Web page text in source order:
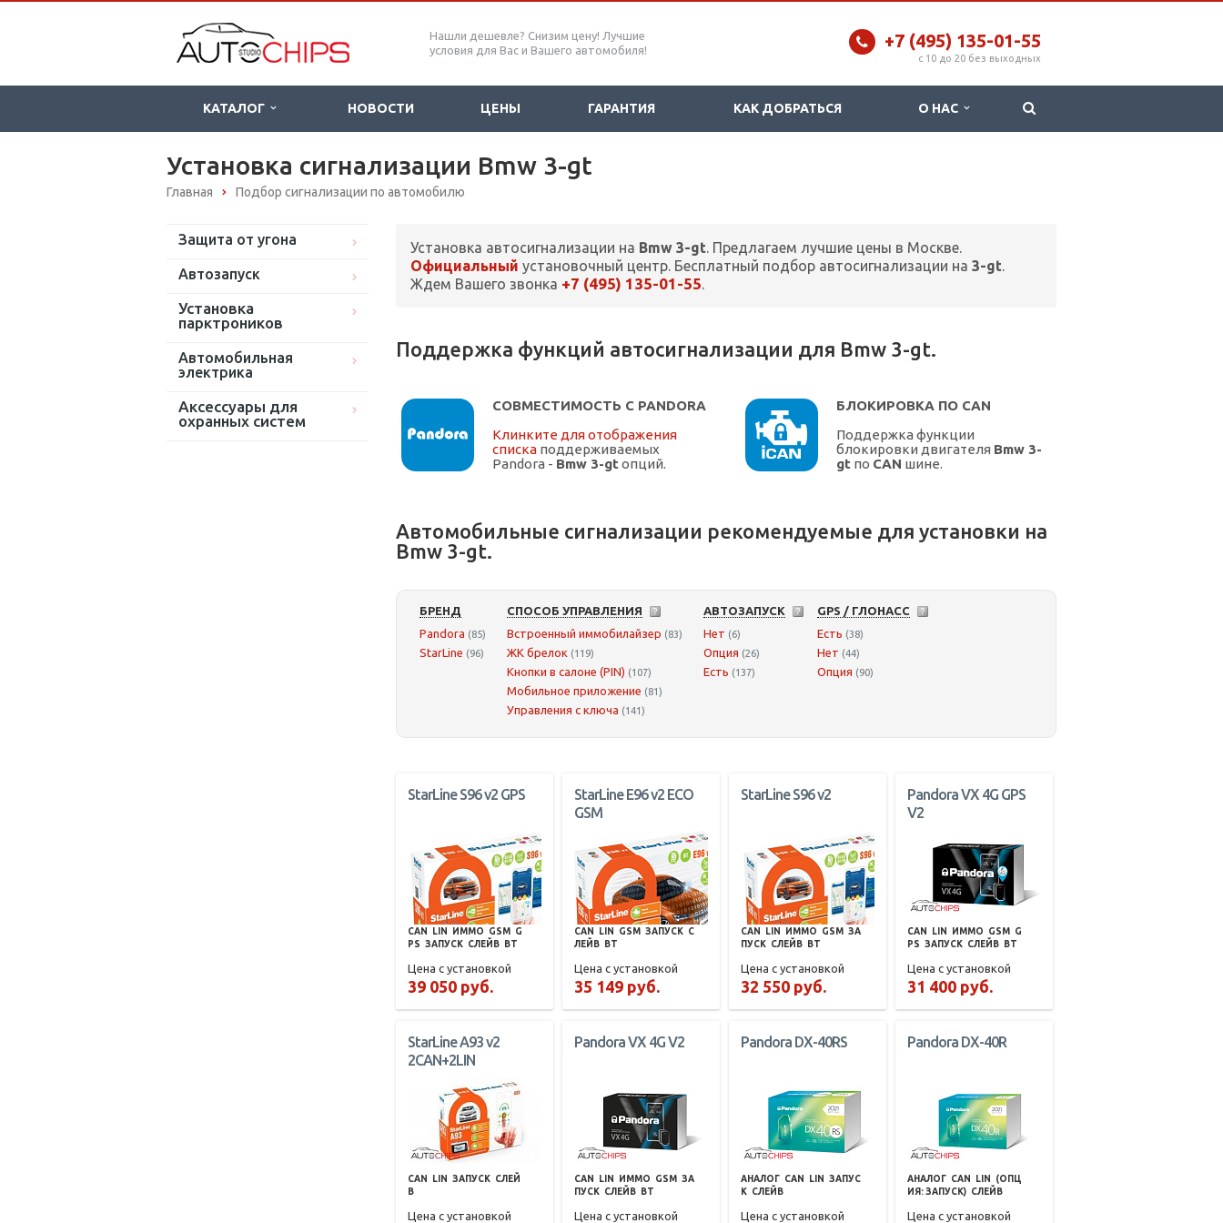
Нашли дешевле? Снизим цену! Лучшие
условия для Вас и Вашего автомобиля!
+7 (495) 135-01-55
c 10 до 20 без выходных
КАТАЛОГ НОВОСТИ ЦЕНЫ ГАРАНТИЯ КАК ДОБРАТЬСЯ О НАС
Установка сигнализации Bmw 3-gt
Главная Подбор сигнализации по автомобилю
Защита от угона
Автозапуск
Установка
парктроников
Автомобильная
электрика
Аксессуары для
охранных систем
Установка автосигнализации на Bmw 3-gt. Предлагаем лучшие цены в Москве.
Официальный установочный центр. Бесплатный подбор автосигнализации на 3-gt.
Ждем Вашего звонка +7 (495) 135-01-55.
Поддержка функций автосигнализации для Bmw 3-gt.
СОВМЕСТИМОСТЬ С PANDORA
Клинките для отображения
списка поддерживаемых
Pandora - Bmw 3-gt опций.
БЛОКИРОВКА ПО CAN
Поддержка функции
блокировки двигателя Bmw 3-
gt по CAN шине.
Автомобильные сигнализации рекомендуемые для установки на
Bmw 3-gt.
БРЕНД
Pandora (85)
StarLine (96)
СПОСОБ УПРАВЛЕНИЯ
Встроенный иммобилайзер (83)
ЖК брелок (119)
Кнопки в салоне (PIN) (107)
Мобильное приложение (81)
Управления с ключа (141)
АВТОЗАПУСК
Нет (6)
Опция (26)
Есть (137)
GPS / ГЛОНАСС
Есть (38)
Нет (44)
Опция (90)
StarLine S96 v2 GPS
CAN LIN ИММО GSM G
PS ЗАПУСК СЛЕЙВ BT
Цена с установкой
39 050 руб.
StarLine E96 v2 ECO
GSM
CAN LIN GSM ЗАПУСК С
ЛЕЙВ
BT
Цена с установкой
35 149 руб.
StarLine S96 v2
CAN LIN ИММО GSM ЗА
ПУСК СЛЕЙВ BT
Цена с установкой
32 550 руб.
Pandora VX 4G GPS
V2
CAN LIN ИММО GSM G
PS ЗАПУСК СЛЕЙВ BT
Цена с установкой
31 400 руб.
StarLine A93 v2
2CAN+2LIN
CAN LIN ЗАПУСК СЛЕЙ
В
Цена с установкой
Pandora VX 4G V2
CAN LIN ИММО GSM ЗА
ПУСК СЛЕЙВ BT
Цена с установкой
Pandora DX-40RS
АНАЛОГ CAN LIN
ЗАПУС
К СЛЕЙВ
Цена с установкой
Pandora DX-40R
АНАЛОГ CAN LIN
(ОПЦ
ИЯ: ЗАПУСК) СЛЕЙВ
Цена с установкой